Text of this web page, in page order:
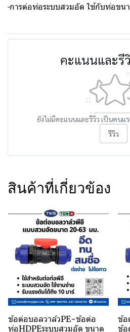
-การต่อท่อระบบสวมอัด ใช้กับท่อขน
คะแนนและรี
ยังไม่มีคะแนนและรีวิว เป็นคนแ
รีวิว
สินค้าที่เกี่ยวข้อง
ข้อต่อบอลวาล์วPE-ข้อต่อ
ท่อHDPEระบบสวมอัด ขนาด
ข้อ
ข้อ